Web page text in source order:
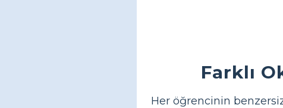
Farklı
Her öğrencinin